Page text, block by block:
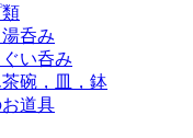
呑み
い呑み
碗，皿，鉢
道具